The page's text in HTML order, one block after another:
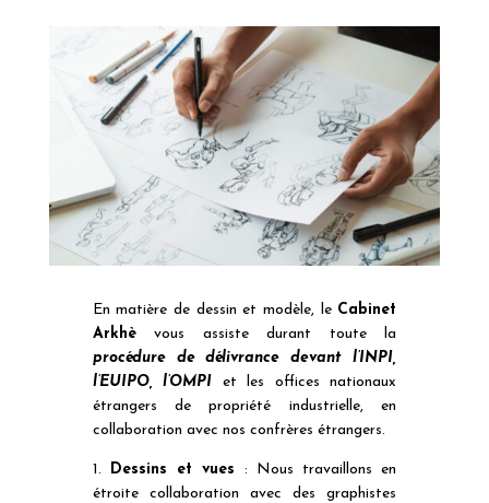
En matière de dessin et modèle, le Cabinet
Arkhèvous assiste durant toute la
procédure de délivrance devant l’INPI,
l’EUIPO, l’OMPI et les offices nationaux
étrangers de propriété industrielle, en
collaboration avec nos confrères étrangers.
1. Dessins et vues : Nous travaillons en
étroite collaboration avec des graphistes